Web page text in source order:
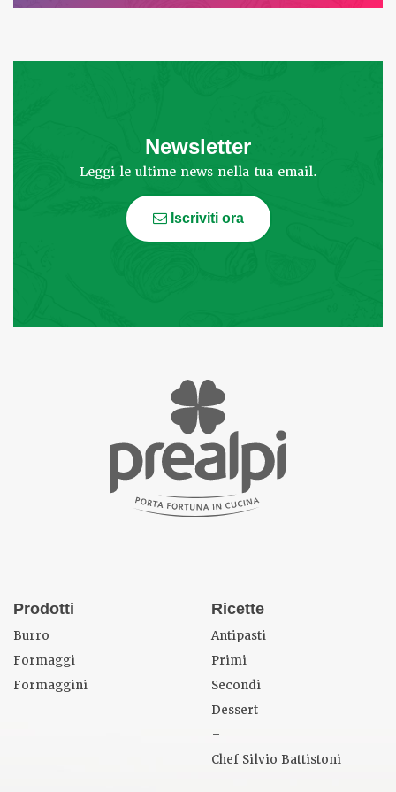
Newsletter
Leggi le ultime news nella tua email.
Iscriviti ora
Prodotti
Burro
Formaggi
Formaggini
Ricette
Antipasti
Primi
Secondi
Dessert
–
Chef Silvio Battistoni